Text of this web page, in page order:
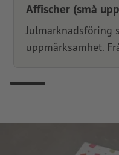
Affischer (små
Julmarknadsföring
uppmärksamhet.